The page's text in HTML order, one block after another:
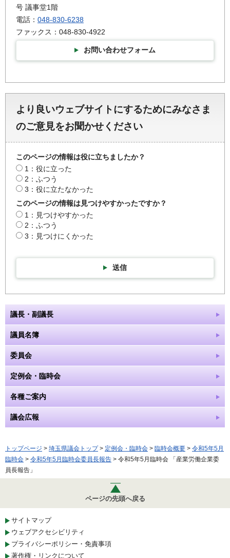
号 議事堂1階
電話： 048-830-6238
ファックス：048-830-4922
お問い合わせフォーム
より良いウェブサイトにするためにみなさま
のご意見をお聞かせください
このページの情報は役に立ちましたか？
1：役に立った
2：ふつう
3：役に立たなかった
このページの情報は見つけやすかったですか？
1：見つけやすかった
2：ふつう
3：見つけにくかった
送信
議長・副議長
議員名簿
委員会
定例会・臨時会
各種ご案内
議会広報
トップページ > 埼玉県議会トップ> 定例会・臨時会 > 臨時会概要 > 令和5年5月
臨時会 > 令和5年5月臨時会委員長報告 > 令和5年5月臨時会 「産業労働企業委
員長報告」
ページの先頭へ戻る
サイトマップ
ウェブアクセシビリティ
プライバシーポリシー・免責事項
著作権・リンクについて